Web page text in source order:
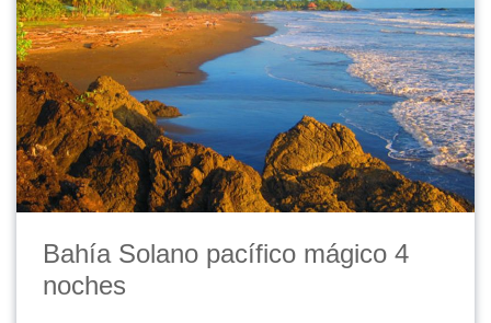
Bahía Solano pacífico mágico 4
noches